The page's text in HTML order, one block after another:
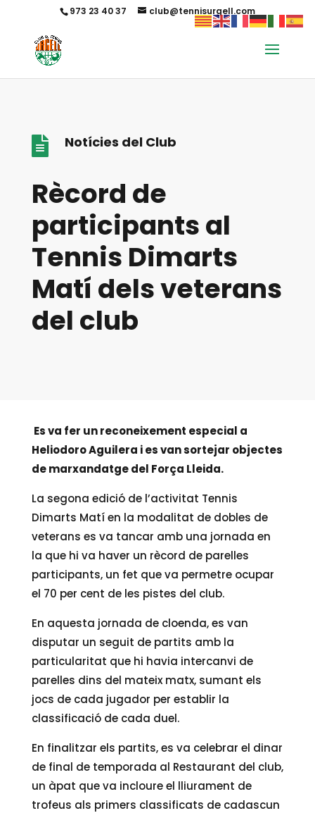
973 23 40 37 club@tennisurgell.com
 Notícies del Club
Rècord de
participants al
Tennis Dimarts
Matí dels veterans
del club
Es va fer un reconeixement especial a
Heliodoro Aguilera i es van sortejar objectes
de marxandatge del Força Lleida.
La segona edició de l’activitat Tennis
Dimarts Matí en la modalitat de dobles de
veterans es va tancar amb una jornada en
la que hi va haver un rècord de parelles
participants, un fet que va permetre ocupar
el 70 per cent de les pistes del club.
En aquesta jornada de cloenda, es van
disputar un seguit de partits amb la
particularitat que hi havia intercanvi de
parelles dins del mateix matx, sumant els
jocs de cada jugador per establir la
classificació de cada duel.
En finalitzar els partits, es va celebrar el dinar
de final de temporada al Restaurant del club,
un àpat que va incloure el lliurament de
trofeus als primers classificats de cadascun